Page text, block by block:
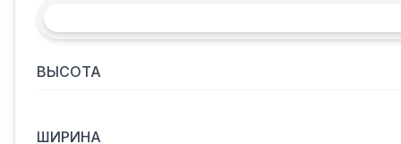
ВЫСОТА
ШИРИНА